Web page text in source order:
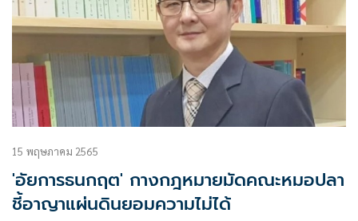
15 พฤษภาคม 2565
'อัยการธนกฤต' กางกฎหมายมัดคณะหมอปลา
ชี้อาญาแผ่นดินยอมความไม่ได้